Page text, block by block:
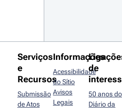
Serviços
e
Recursos
Submissão
de Atos
Informações
Acessibilidade
do Sítio
Avisos
Legais
de
50 anos do
Diário da